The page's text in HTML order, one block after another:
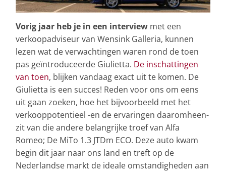
Vorig jaar heb je in een interview met een
verkoopadviseur van Wensink Galleria, kunnen
lezen wat de verwachtingen waren rond de toen
pas geïntroduceerde Giulietta. De inschattingen
van toen, blijken vandaag exact uit te komen. De
Giulietta is een succes! Reden voor ons om eens
uit gaan zoeken, hoe het bijvoorbeeld met het
verkooppotentieel -en de ervaringen daaromheen-
zit van die andere belangrijke troef van Alfa
Romeo; De MiTo 1.3 JTDm ECO. Deze auto kwam
begin dit jaar naar ons land en treft op de
Nederlandse markt de ideale omstandigheden aan